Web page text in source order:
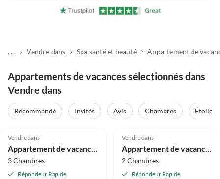
. . . Vendre dans Spa santé et beauté Appartement de
Appartements de vacances sélectionnés dans
Vendre dans
Recommandé Invités Avis Chambres Étoiles
Meilleure
Annonce
Vendre dans
Appartement de vacances Nuage de Soleil à la Villa Claire
3 Chambres
Répondeur Rapide
Meilleure
Annonce
Vendre dans
Appartement de vacances Vue sur l'eau depuis la Villa Philine
2 Chambres
Répondeur Rapide